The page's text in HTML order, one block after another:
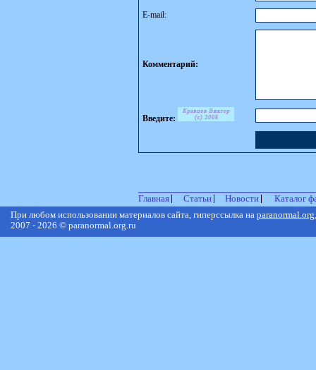
E-mail:
Комментарий:
Введите:
Главная Статьи Новости
Каталог
При любом использовании материалов сайта, гиперссылка на
2007 - 2026 © paranormal.org.ru